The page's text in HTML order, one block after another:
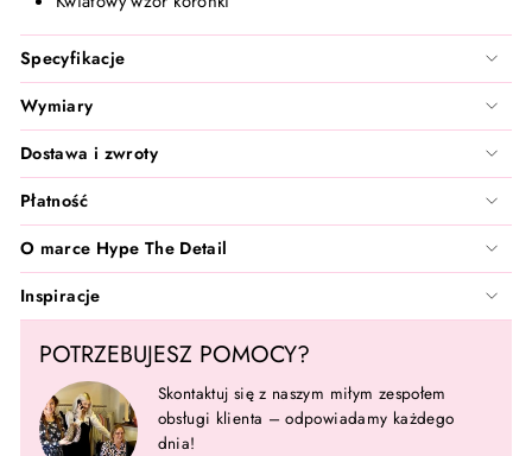
Specyfikacje
Wymiary
Dostawa i zwroty
Płatność
O marce Hype The Detail
Inspiracje
POTRZEBUJESZ POMOCY?
Skontaktuj się z naszym miłym zespołem
obsługi klienta – odpowiadamy każdego
dnia!
Zarkoperfume